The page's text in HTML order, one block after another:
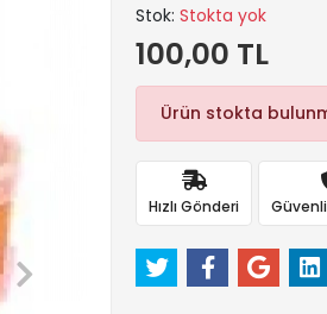
Stok:Stokta yok
100,00 TL
Ürün stokta
Hızlı Gönderi Güvenli